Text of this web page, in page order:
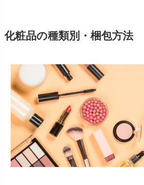
化粧品の種類別・梱包方法